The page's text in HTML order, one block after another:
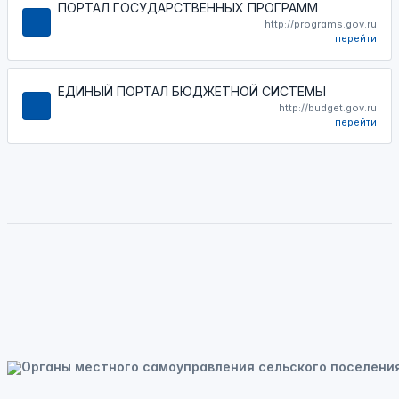
ПОРТАЛ ГОСУДАРСТВЕННЫХ ПРОГРАММ
http://programs.gov.ru
перейти
ЕДИНЫЙ ПОРТАЛ БЮДЖЕТНОЙ СИСТЕМЫ
http://budget.gov.ru
перейти